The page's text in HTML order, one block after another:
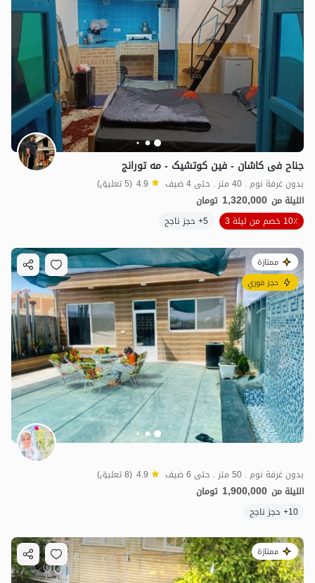
جناح فی کاشان - فین کوتشیک - مه تورانج
بدون غرفة نوم . 40 متر . حتى 4 ضيف 4.9 (5 تعليق)
الليلة من 1,320,000 تومان
10٪ خصم من ليلة 3
5+ حجز ناجح
ممتازة
حجز فوري
بدون غرفة نوم . 50 متر . حتى 6 ضيف 4.9 (8 تعليق)
الليلة من 1,900,000 تومان
10+ حجز ناجح
ممتازة